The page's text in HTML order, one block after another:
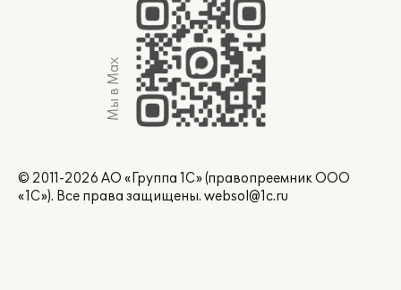
Мы в Max
© 2011-2026 АО «Группа 1С» (правопреемник ООО
«1С»). Все права защищены. websol@1c.ru